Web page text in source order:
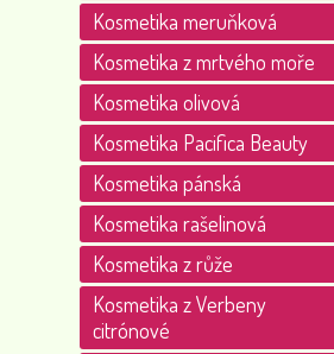
Kosmetika meruňková
Kosmetika z mrtvého moře
Kosmetika olivová
Kosmetika Pacifica Beauty
Kosmetika pánská
Kosmetika rašelinová
Kosmetika z růže
Kosmetika z Verbeny
citrónové